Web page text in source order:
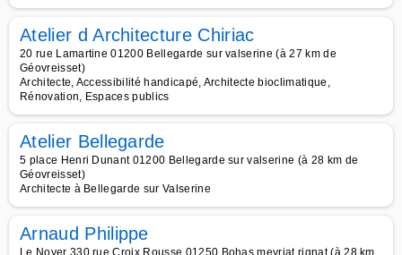
Atelier d Architecture Chiriac
20 rue Lamartine 01200 Bellegarde sur valserine (à 27 km de
Géovreisset)
Architecte, Accessibilité handicapé, Architecte bioclimatique,
Rénovation, Espaces publics
Atelier Bellegarde
5 place Henri Dunant 01200 Bellegarde sur valserine (à 28 km de
Géovreisset)
Architecte à Bellegarde sur Valserine
Arnaud Philippe
Le Noyer 330 rue Croix Rousse 01250 Bohas meyriat rignat (à 28 km